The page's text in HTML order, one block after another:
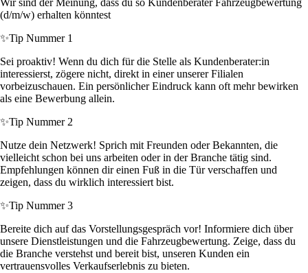
Wir sind der Meinung, dass du so Kundenberater Fahrzeugbewertung
(d/m/w) erhalten könntest
✨Tip Nummer 1
Sei proaktiv! Wenn du dich für die Stelle als Kundenberater:in
interessierst, zögere nicht, direkt in einer unserer Filialen
vorbeizuschauen. Ein persönlicher Eindruck kann oft mehr bewirken
als eine Bewerbung allein.
✨Tip Nummer 2
Nutze dein Netzwerk! Sprich mit Freunden oder Bekannten, die
vielleicht schon bei uns arbeiten oder in der Branche tätig sind.
Empfehlungen können dir einen Fuß in die Tür verschaffen und
zeigen, dass du wirklich interessiert bist.
✨Tip Nummer 3
Bereite dich auf das Vorstellungsgespräch vor! Informiere dich über
unsere Dienstleistungen und die Fahrzeugbewertung. Zeige, dass du
die Branche verstehst und bereit bist, unseren Kunden ein
vertrauensvolles Verkaufserlebnis zu bieten.